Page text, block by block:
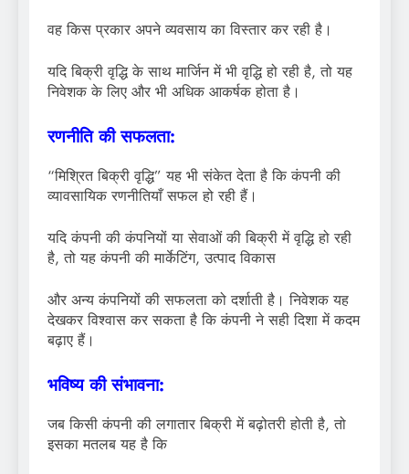
वह किस प्रकार अपने व्यवसाय का विस्तार कर रही है।
यदि बिक्री वृद्धि के साथ मार्जिन में भी वृद्धि हो रही है, तो यह
निवेशक के लिए और भी अधिक आकर्षक होता है।
रणनीति की सफलता:
“मिश्रित बिक्री वृद्धि” यह भी संकेत देता है कि कंपनी की
व्यावसायिक रणनीतियाँ सफल हो रही हैं।
यदि कंपनी की कंपनियों या सेवाओं की बिक्री में वृद्धि हो रही
है, तो यह कंपनी की मार्केटिंग, उत्पाद विकास
और अन्य कंपनियों की सफलता को दर्शाती है। निवेशक यह
देखकर विश्वास कर सकता है कि कंपनी ने सही दिशा में कदम
बढ़ाए हैं।
भविष्य की संभावना:
जब किसी कंपनी की लगातार बिक्री में बढ़ोतरी होती है, तो
इसका मतलब यह है कि